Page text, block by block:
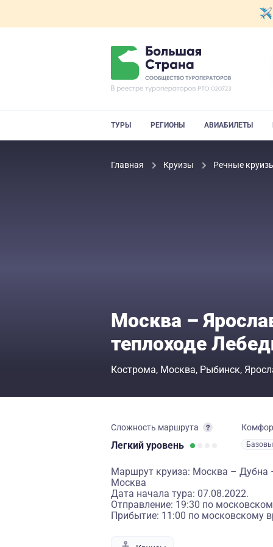
ТУРЫ РЕГИОНЫ АВИАБИЛЕТЫ
Главная Круизы Речные
Москва –
теплоходе
Кострома Москва Рыбинск
Сложность маршрута
Легкий уровень
Маршрут круиза: Москва – Дубна
Москва
Дата начала тура: 07.08.2022.
Отправление: 19:30 по
Прибытие: 11:00 по московскому